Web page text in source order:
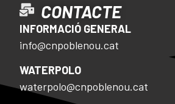
CONTACTE
INFORMACIÓ GENERAL
info@cnpoblenou.cat
WATERPOLO
waterpolo@cnpoblenou.cat